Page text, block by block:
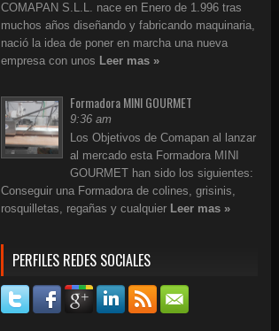
COMAPAN S.L.L. nace en Enero de 1.996 tras
muchos años diseñando y fabricando maquinaria,
nació la idea de poner en marcha una nueva
empresa con unos Leer mas »
Formadora MINI GOURMET
9:36 am
Los Objetivos de Comapan al lanzar
al mercado esta Formadora MINI
GOURMET han sido los siguientes:
Conseguir una Formadora de colines, grisinis,
rosquilletas, regañas y cualquier Leer mas »
PERFILES REDES SOCIALES